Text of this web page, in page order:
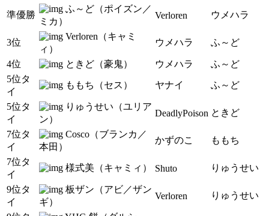
準優勝
ふ～ど（ポイズン／
ミカ）
Verloren ウメハラ
3位
Verloren（キャミ
ィ）
ウメハラ ふ～ど
4位 ときど（豪鬼） ウメハラ
ふ～ど
5位タ
イ
ももち（セス） ヤナイ ふ～ど
5位タ
イ
りゅうせい（ユリア
ン）
DeadlyPoison ときど
7位タ
イ
Cosco（ブランカ／
本田）
かずのこ ももち
7位タ
イ
様式美（キャミィ） Shuto りゅうせい
9位タ
イ
板ザン（アビ／ザン
ギ）
Verloren りゅうせい